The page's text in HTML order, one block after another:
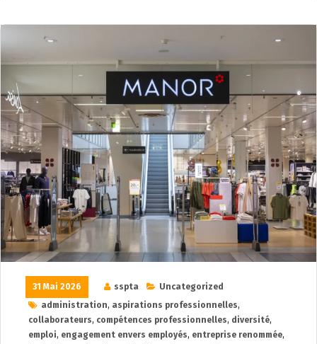
31 Mai 2026 sspta
Uncategorized
administration, aspirations professionnelles,
collaborateurs, compétences professionnelles, diversité,
emploi, engagement envers employés, entreprise renommée,